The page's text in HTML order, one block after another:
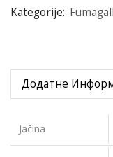
Kategorije:
Додатне
Jačina